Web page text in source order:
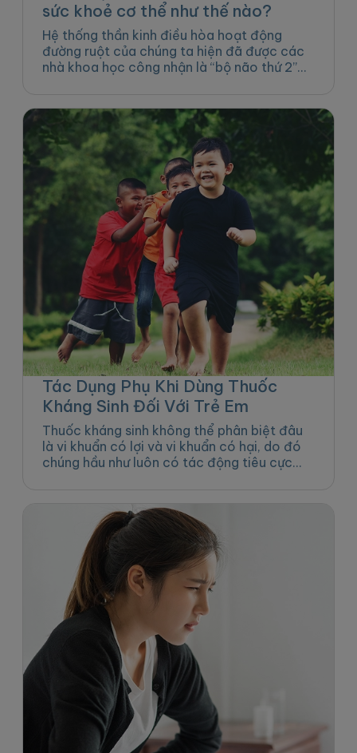
sức khoẻ cơ thể như thế nào?
Hệ thống thần kinh điều hòa hoạt động
đường ruột của chúng ta hiện đã được các
nhà khoa học công nhận là “bộ não thứ 2”
Tác Dụng Phụ Khi Dùng Thuốc
Kháng Sinh Đối Với Trẻ Em
Thuốc kháng sinh không thể phân biệt đâu
là vi khuẩn có lợi và vi khuẩn có hại, do đó
chúng hầu như luôn có tác động tiêu cực